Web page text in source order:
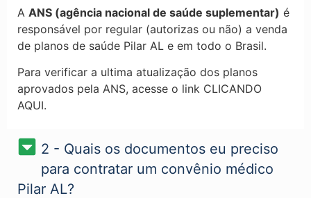
A ANS (agência nacional de saúde suplementar) é
responsável por regular (autorizas ou não) a venda
de planos de saúde Pilar AL​ e em todo o Brasil.
Para verificar a ultima atualização dos planos
aprovados pela ANS, acesse o link CLICANDO
AQUI.
2 - Quais os documentos eu preciso
para contratar um convênio médico
Pilar AL?